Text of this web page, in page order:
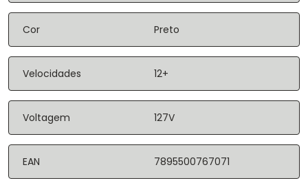
Cor Preto
Velocidades 12+
Voltagem 127V
EAN 7895500767071